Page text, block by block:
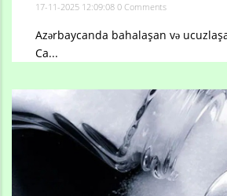
17-11-2025 12:09:08 0 Comments
Azərbaycanda bahalaşan və
Ca...